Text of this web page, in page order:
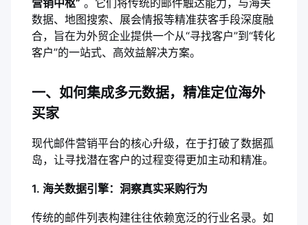
营销中枢” 。它们将传统的邮件触达能力，与海关
数据、地图搜索、展会情报等精准获客手段深度融
合，旨在为外贸企业提供一个从“寻找客户”到“转化
客户”的一站式、高效益解决方案。
一、如何集成多元数据，精准定位海外
买家
现代邮件营销平台的核心升级，在于打破了数据孤
岛，让寻找潜在客户的过程变得更加主动和精准。
1. 海关数据引擎：洞察真实采购行为
传统的邮件列表构建往往依赖宽泛的行业名录。如